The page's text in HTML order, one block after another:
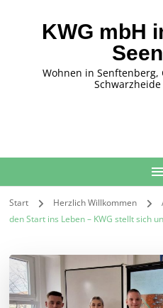
KWG mbH
Wohnen in Senftenberg,
Start Herzlich Willkommen
den Start ins Leben – KWG stellt sich